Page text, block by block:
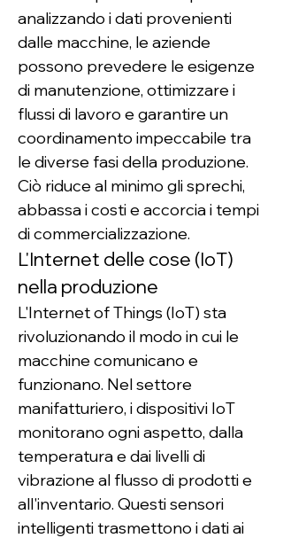
analizzando i dati provenienti
dalle macchine, le aziende
possono prevedere le esigenze
di manutenzione, ottimizzare i
flussi di lavoro e garantire un
coordinamento impeccabile tra
le diverse fasi della produzione.
Ciò riduce al minimo gli sprechi,
abbassa i costi e accorcia i tempi
di commercializzazione.
L'Internet delle cose (IoT)
nella produzione
L'Internet of Things (IoT) sta
rivoluzionando il modo in cui le
macchine comunicano e
funzionano. Nel settore
manifatturiero, i dispositivi IoT
monitorano ogni aspetto, dalla
temperatura e dai livelli di
vibrazione al flusso di prodotti e
all'inventario. Questi sensori
intelligenti trasmettono i dati ai